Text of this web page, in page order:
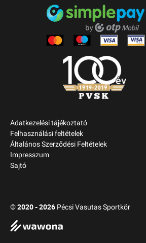
Adatkezelési tájékoztató
Felhasználási feltételek
Általános Szerződési Feltételek
Impresszum
Sajtó
©2020 - 2026 Pécsi Vasutas Sportkör